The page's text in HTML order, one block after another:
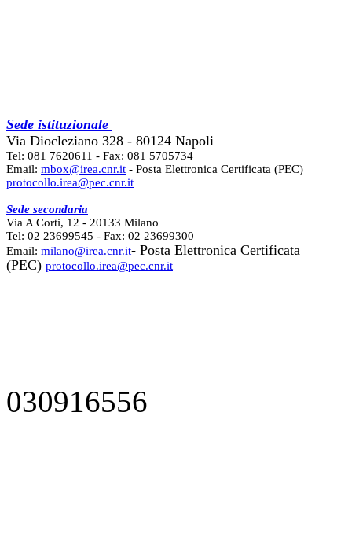
Sede istituzionale
Via Diocleziano 328 - 80124 Napoli
Tel: 081 7620611 - Fax: 081 5705734
Email: mbox@irea.cnr.it - Posta Elettronica Certificata (PEC)
protocollo.irea@pec.cnr.it
Sede secondaria
Via A Corti, 12 - 20133 Milano
Tel: 02 23699545 - Fax: 02 23699300
Email: milano@irea.cnr.it- Posta Elettronica Certificata
(PEC) protocollo.irea@pec.cnr.it
030916556